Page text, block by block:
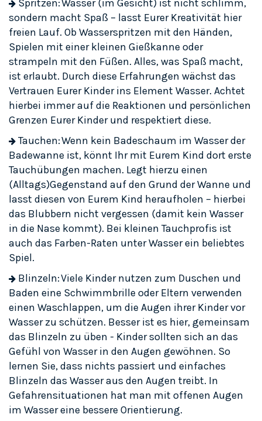
Spritzen: Wasser (im Gesicht) ist nicht schlimm,
sondern macht Spaß – lasst Eurer Kreativität hier
freien Lauf. Ob Wasserspritzen mit den Händen,
Spielen mit einer kleinen Gießkanne oder
strampeln mit den Füßen. Alles, was Spaß macht,
ist erlaubt. Durch diese Erfahrungen wächst das
Vertrauen Eurer Kinder ins Element Wasser. Achtet
hierbei immer auf die Reaktionen und persönlichen
Grenzen Eurer Kinder und respektiert diese.
Tauchen: Wenn kein Badeschaum im Wasser der
Badewanne ist, könnt Ihr mit Eurem Kind dort erste
Tauchübungen machen. Legt hierzu einen
(Alltags)Gegenstand auf den Grund der Wanne und
lasst diesen von Eurem Kind heraufholen – hierbei
das Blubbern nicht vergessen (damit kein Wasser
in die Nase kommt). Bei kleinen Tauchprofis ist
auch das Farben-Raten unter Wasser ein beliebtes
Spiel.
Blinzeln: Viele Kinder nutzen zum Duschen und
Baden eine Schwimmbrille oder Eltern verwenden
einen Waschlappen, um die Augen ihrer Kinder vor
Wasser zu schützen. Besser ist es hier, gemeinsam
das Blinzeln zu üben - Kinder sollten sich an das
Gefühl von Wasser in den Augen gewöhnen. So
lernen Sie, dass nichts passiert und einfaches
Blinzeln das Wasser aus den Augen treibt. In
Gefahrensituationen hat man mit offenen Augen
im Wasser eine bessere Orientierung.